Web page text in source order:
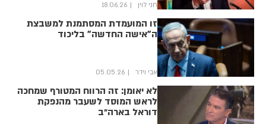
חני לוין 18.06.26
זו המועמדת המסתמנת למשבצת
ה"אישה החדשה" בליכוד
אבי וידר 05.05.26
לא יאומן: זה הרווח המטורף שמחכה
לראש המוסד לשעבר מהנפקת
דוראל בארה״ב